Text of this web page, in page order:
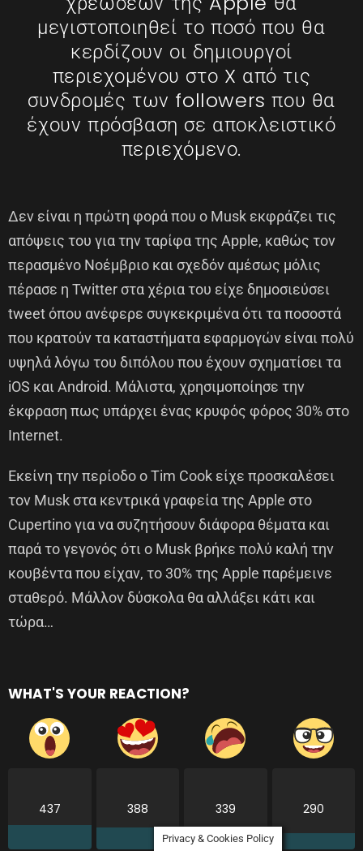
μεγιστοποιηθεί το ποσό που θα
κερδίζουν οι δημιουργοί
περιεχομένου στο X από τις
συνδρομές των followers που θα
έχουν πρόσβαση σε αποκλειστικό
περιεχόμενο.
Δεν είναι η πρώτη φορά που ο Musk εκφράζει τις
απόψεις του για την ταρίφα της Apple, καθώς τον
περασμένο Νοέμβριο και σχεδόν αμέσως μόλις
πέρασε η Twitter στα χέρια του είχε δημοσιεύσει
tweet όπου ανέφερε συγκεκριμένα ότι τα ποσοστά
που κρατούν τα καταστήματα εφαρμογών είναι πολύ
υψηλά λόγω του διπόλου που έχουν σχηματίσει τα
iOS και Android. Μάλιστα, χρησιμοποίησε την
έκφραση πως υπάρχει ένας κρυφός φόρος 30% στο
Internet.
Εκείνη την περίοδο ο Tim Cook είχε προσκαλέσει
τον Musk στα κεντρικά γραφεία της Apple στο
Cupertino για να συζητήσουν διάφορα θέματα και
παρά το γεγονός ότι ο Musk βρήκε πολύ καλή την
κουβέντα που είχαν, το 30% της Apple παρέμεινε
σταθερό. Μάλλον δύσκολα θα αλλάξει κάτι και
τώρα…
WHAT'S YOUR REACTION?
437 388 339 290
Privacy & Cookies Policy